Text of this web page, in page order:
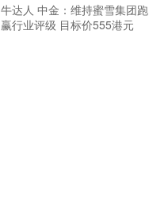
牛达人 中金：维持蜜雪集团跑
赢行业评级 目标价555港元